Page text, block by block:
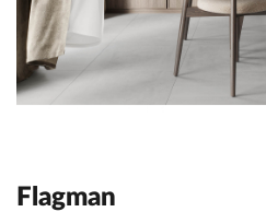
Flagman